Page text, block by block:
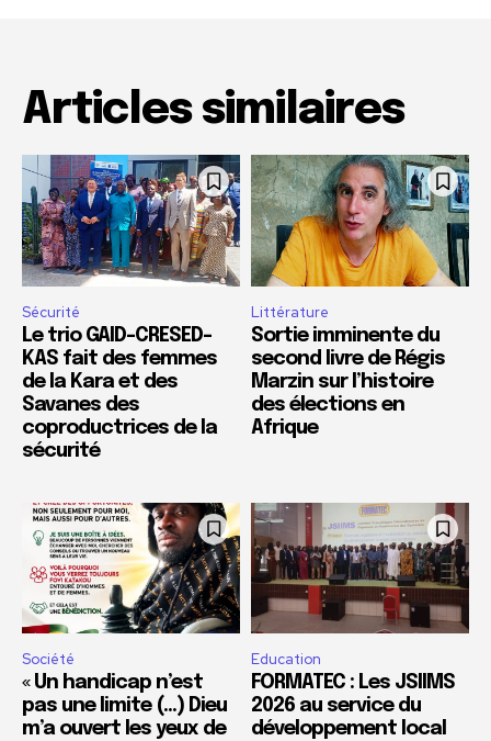
Articles similaires
Sécurité
Le trio GAID-CRESED-
KAS fait des femmes
de la Kara et des
Savanes des
coproductrices de la
sécurité
Littérature
Sortie imminente du
second livre de Régis
Marzin sur l’histoire
des élections en
Afrique
Société
« Un handicap n’est
pas une limite (…) Dieu
m’a ouvert les yeux de
Education
FORMATEC : Les JSIIMS
2026 au service du
développement local